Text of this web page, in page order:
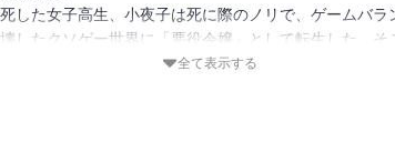
者からの一言〉
が楽しいと思う要素を、これでもかというほど突っ込
た作品です。お楽しみください！
した女子高生、小夜子は死に際のノリで、ゲームバラ
したクソゲー世界に「悪役令嬢」として転生した。そ
亡ルートしか存在しないトンデモ世界。
全て表示する